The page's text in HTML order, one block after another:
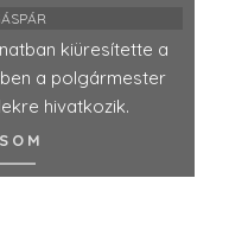
kiüresítette a
a polgármester
hivatkozik.